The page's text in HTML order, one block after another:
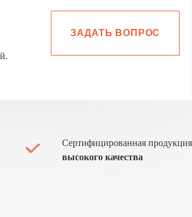
ЗАДАТЬ ВОПРОС
Сертифицированная продукция
высокого качества